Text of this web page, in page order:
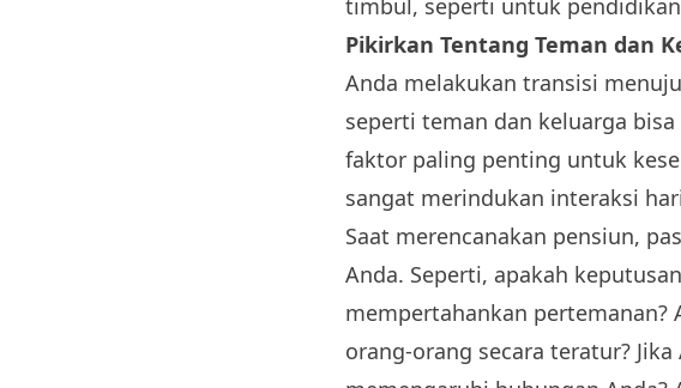
timbul, seperti untuk
Pikirkan Tentang Teman dan
Anda melakukan transisi
seperti teman dan keluarga
faktor paling penting untuk
sangat merindukan interaksi
Saat merencanakan pensiun,
Anda. Seperti, apakah
mempertahankan
orang-orang secara teratur?